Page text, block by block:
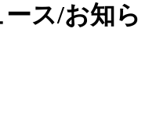
ス/お知ら